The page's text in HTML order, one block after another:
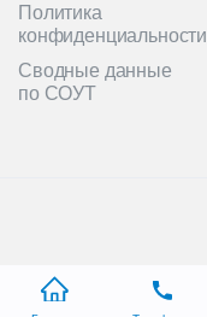
Политика
конфиденциальности
Сводные данные
по СОУТ